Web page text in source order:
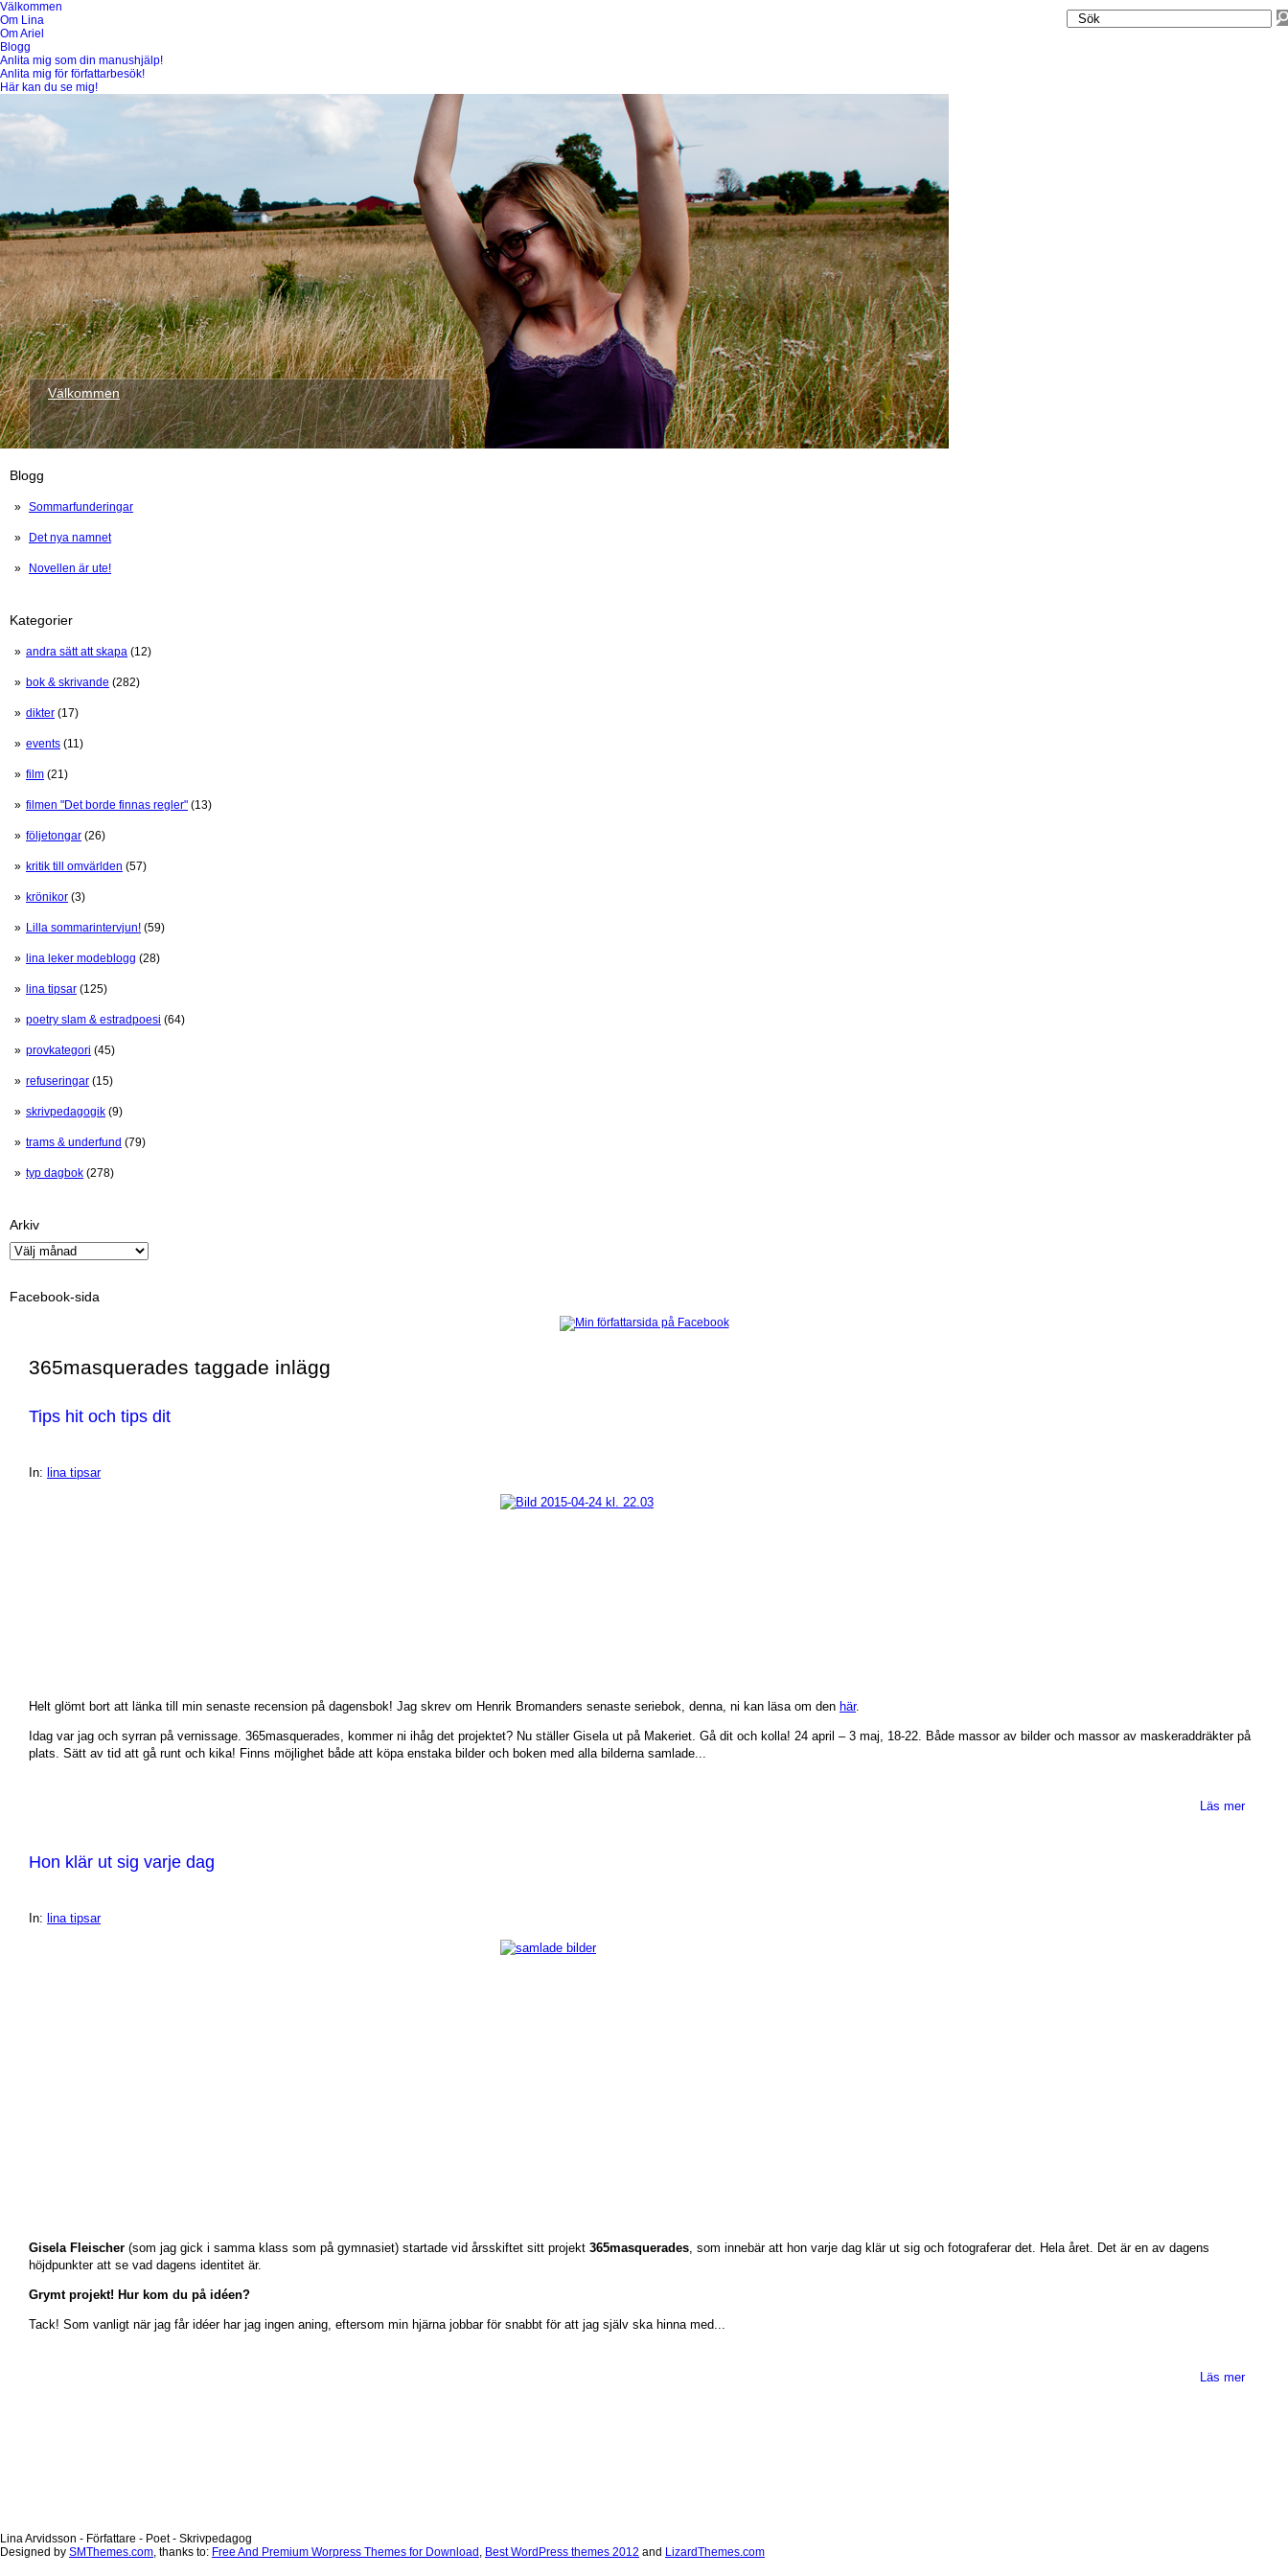
Välkommen
Om Lina
Om Ariel
Blogg
Anlita mig som din manushjälp!
Anlita mig för författarbesök!
Här kan du se mig!
Välkommen
Blogg
Sommarfunderingar
Det nya namnet
Novellen är ute!
Kategorier
andra sätt att skapa (12)
bok & skrivande (282)
dikter (17)
events (11)
film (21)
filmen "Det borde finnas regler" (13)
följetongar (26)
kritik till omvärlden (57)
krönikor (3)
Lilla sommarintervjun! (59)
lina leker modeblogg (28)
lina tipsar (125)
poetry slam & estradpoesi (64)
provkategori (45)
refuseringar (15)
skrivpedagogik (9)
trams & underfund (79)
typ dagbok (278)
Arkiv
Arkiv
Facebook-sida
365masquerades taggade inlägg
Tips hit och tips dit
In: lina tipsar
Helt glömt bort att länka till min senaste recension på dagensbok! Jag skrev om Henrik Bromanders senaste seriebok, denna, ni kan läsa om den här.
Idag var jag och syrran på vernissage. 365masquerades, kommer ni ihåg det projektet? Nu ställer Gisela ut på Makeriet. Gå dit och kolla! 24 april – 3 maj, 18-22. Både massor av bilder och massor av maskeraddräkter på
plats. Sätt av tid att gå runt och kika! Finns möjlighet både att köpa enstaka bilder och boken med alla bilderna samlade...
Läs mer
Hon klär ut sig varje dag
In: lina tipsar
Gisela Fleischer (som jag gick i samma klass som på gymnasiet) startade vid årsskiftet sitt projekt 365masquerades, som innebär att hon varje dag klär ut sig och fotograferar det. Hela året. Det är en av dagens
höjdpunkter att se vad dagens identitet är.
Grymt projekt! Hur kom du på idéen?
Tack! Som vanligt när jag får idéer har jag ingen aning, eftersom min hjärna jobbar för snabbt för att jag själv ska hinna med...
Läs mer
Lina Arvidsson - Författare - Poet - Skrivpedagog
Designed by SMThemes.com, thanks to: Free And Premium Worpress Themes for Download , Best WordPress themes 2012 and LizardThemes.com